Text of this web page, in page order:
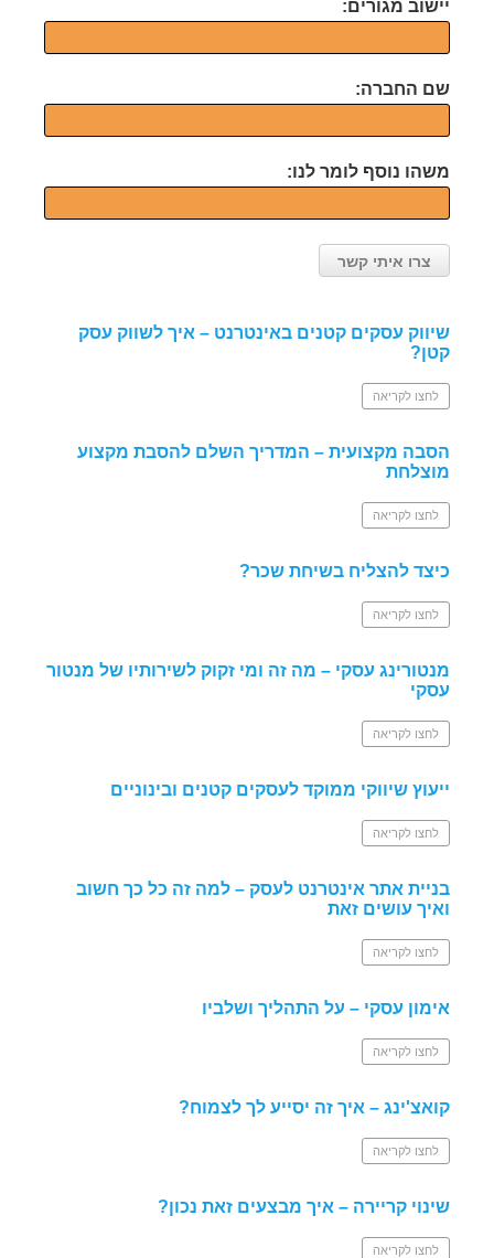
יישוב מגורים:
שם החברה:
משהו נוסף לומר לנו:
שיווק עסקים קטנים באינטרנט – איך לשווק עסק
קטן?
לחצו לקריאה
הסבה מקצועית – המדריך השלם להסבת מקצוע
מוצלחת
לחצו לקריאה
כיצד להצליח בשיחת שכר?
לחצו לקריאה
מנטורינג עסקי – מה זה ומי זקוק לשירותיו של מנטור
עסקי
לחצו לקריאה
ייעוץ שיווקי ממוקד לעסקים קטנים ובינוניים
לחצו לקריאה
בניית אתר אינטרנט לעסק – למה זה כל כך חשוב
ואיך עושים זאת
לחצו לקריאה
אימון עסקי – על התהליך ושלביו
לחצו לקריאה
קואצ'ינג – איך זה יסייע לך לצמוח?
לחצו לקריאה
שינוי קריירה – איך מבצעים זאת נכון?
לחצו לקריאה